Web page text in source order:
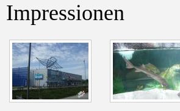
Impressionen